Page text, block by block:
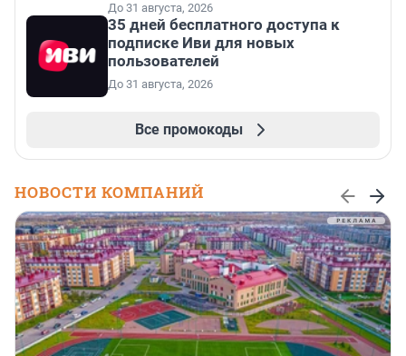
До 31 августа, 2026
35 дней бесплатного доступа к
подписке Иви для новых
пользователей
До 31 августа, 2026
Все промокоды
НОВОСТИ КОМПАНИЙ